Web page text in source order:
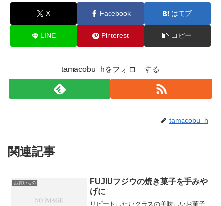
X Facebook はてブ
LINE Pinterest コピー
tamacobu_hをフォローする
tamacobu_h
関連記事
お買いもの
FUJIUフジウの焼き菓子を手みや
げに
リピートしたいクラスの美味しいお菓子